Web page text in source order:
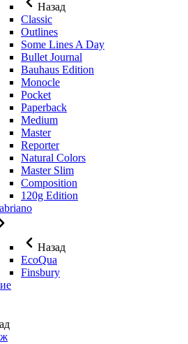
Назад
Classic
Outlines
Some Lines A Day
Bullet Journal
Bauhaus Edition
Monocle
Pocket
Paperback
Medium
Master
Reporter
Natural Colors
Master Slim
Composition
120g Edition
Назад
EcoQua
Finsbury